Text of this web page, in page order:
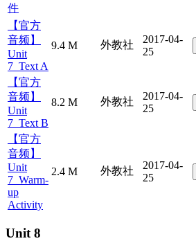
件
【官方
音频】
Unit
7_Text A
9.4 M 外教社
2017-04-
25
【官方
音频】
Unit
7_Text B
8.2 M 外教社
2017-04-
25
【官方
音频】
Unit
7_Warm-
up
Activity
2.4 M 外教社
2017-04-
25
Unit 8